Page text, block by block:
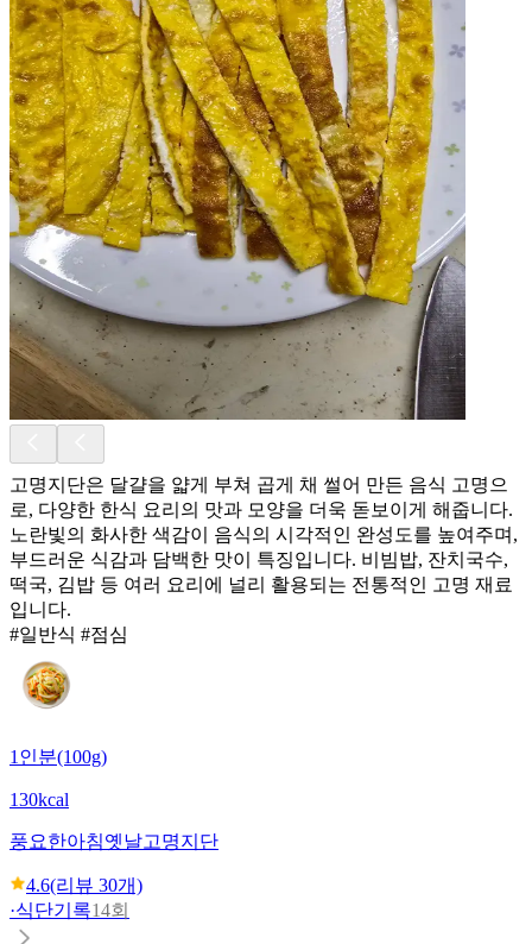
고명지단은 달걀을 얇게 부쳐 곱게 채 썰어 만든 음식 고명으
로, 다양한 한식 요리의 맛과 모양을 더욱 돋보이게 해줍니다.
노란빛의 화사한 색감이 음식의 시각적인 완성도를 높여주며,
부드러운 식감과 담백한 맛이 특징입니다. 비빔밥, 잔치국수,
떡국, 김밥 등 여러 요리에 널리 활용되는 전통적인 고명 재료
입니다.
#일반식 #점심
1인분(100g)
130kcal
풍요한아침옛날고명지단
4.6(리뷰 30개)
·식단기록14회